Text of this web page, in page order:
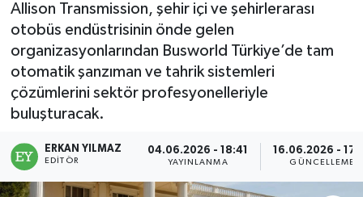
Allison Transmission, şehir içi ve şehirlerarası
otobüs endüstrisinin önde gelen
organizasyonlarından Busworld Türkiye’de tam
otomatik şanzıman ve tahrik sistemleri
çözümlerini sektör profesyonelleriyle
buluşturacak.
ERKAN YILMAZ
EDITÖR
04.06.2026 - 18:41
YAYINLANMA
16.06.2026 -
GÜNCELLEME
TAŞITLAR